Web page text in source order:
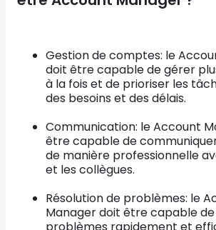
Gestion de comptes: le
doit être capable de gérer
à la fois et de prioriser les
des besoins et des délais.
Communication: le Account
être capable de
de manière professionnelle
et les collègues.
Résolution de problèmes: le
Manager doit être capable